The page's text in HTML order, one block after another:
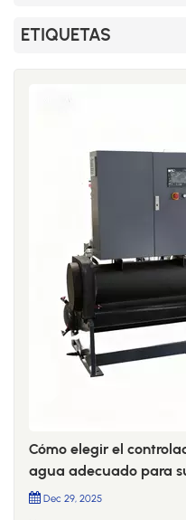
ETIQUETAS
Cómo elegir el
agua adecuado para
Dec 29, 2025